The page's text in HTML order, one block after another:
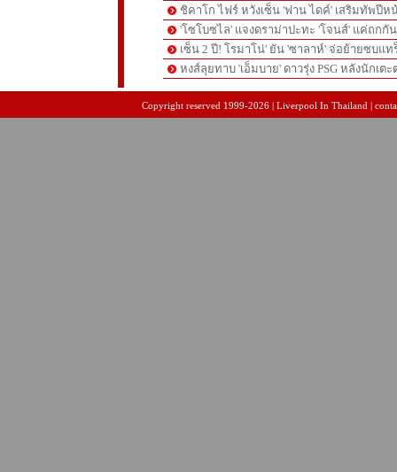
ชิคาโก ไฟร์ หวังเซ็น 'ฟาน ไดค์' เสริมทัพปีห
'โซโบซไล' แจงดราม่าปะทะ 'โจนส์' แค่ถกกั
เซ็น 2 ปี! โรมาโน่' ยัน 'ซาลาห์' จ่อย้ายซบแ
หงส์ลุยทาบ 'เอ็มบาย' ดาวรุ่ง PSG หลังนักเต
Copyright reserved 1999-2026 | Liverpool In Thailand |